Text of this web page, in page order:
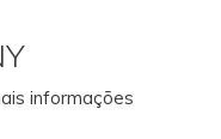
informações